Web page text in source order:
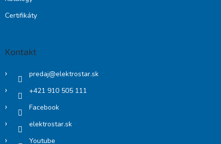
Certifikáty
Kontakt
predaj@elektrostar.sk
+421 910 505 111
Facebook
elektrostar.sk
Youtube